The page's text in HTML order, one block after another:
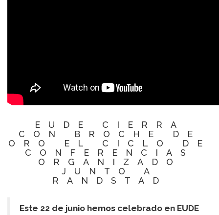
EUDE CIERRA
CON BROCHE DE
ORO EL CICLO DE
CONFERENCIAS
ORGANIZADO
JUNTO A
RANDSTAD
Este 22 de junio hemos celebrado en EUDE